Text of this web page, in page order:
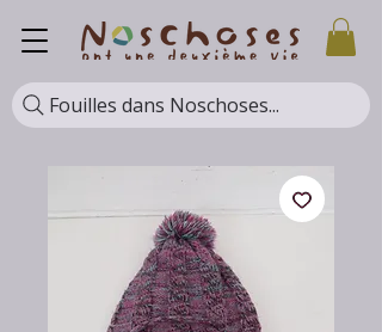
Fouilles dans Noschoses...